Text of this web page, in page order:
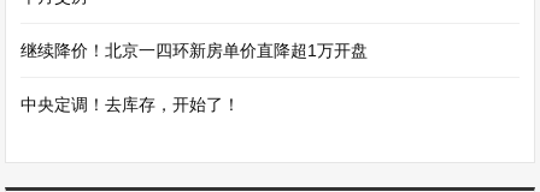
继续降价！北京一四环新房单价直降超1万开盘
中央定调！去库存，开始了！